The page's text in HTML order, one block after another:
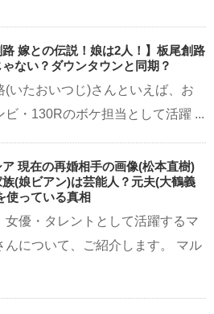
路 嫁との伝説！娘は2人！】板尾創路
ない？ダウンタウンと同期？
(いたおいつじ)さんといえば、お
ビ・130Rのボケ担当として活躍 ...
ア 現在の再婚相手の画像(松本直樹)
族(娘ビアン)は芸能人？元夫(大鶴義
使っている真相
女優・タレントとして活躍するマ
んについて、ご紹介します。 マル